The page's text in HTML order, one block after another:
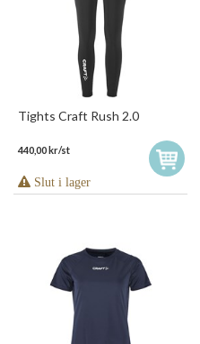
Tights Craft Rush 2.0
440,00 kr/st
Slut i lager